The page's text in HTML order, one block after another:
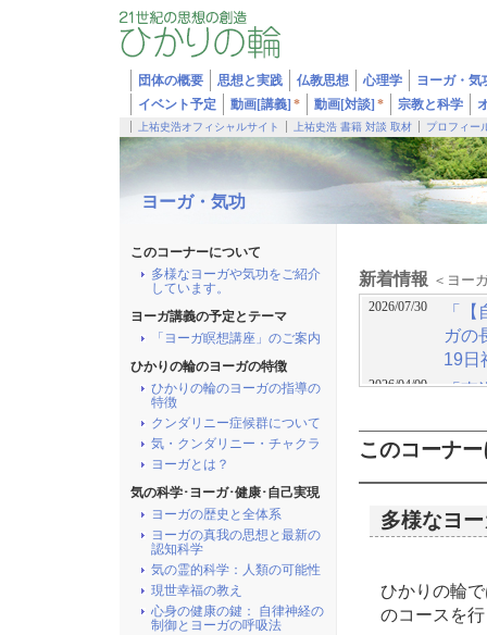
団体の概要 思想と実践 仏教思想 心理学
ヨーガ・気
イベント予定
動画[講義] * 動画[対談] * 宗教と科学
上祐史浩オフィシャルサイト 上祐史浩 書籍 対談 取材 プロフィー
ヨーガ・気功
新着情報 ＜ヨー
2026/07/30
「
ガの
19日
2026/04/09
「東
2026/01/15
「ヨ
2025/11/10
「ヨ
「心
このコーナ
多様なヨ
ひかりの輪
のコースを
このコーナーについて
多様なヨーガや気功をご紹介
しています。
ヨーガ講義の予定とテーマ
「ヨーガ瞑想講座」のご案内
ひかりの輪のヨーガの特徴
ひかりの輪のヨーガの指導の
特徴
クンダリニー症候群について
気・クンダリニー・チャクラ
ヨーガとは？
気の科学･ヨーガ･健康･自己実現
ヨーガの歴史と全体系
ヨーガの真我の思想と最新の
認知科学
気の霊的科学：人類の可能性
現世幸福の教え
心身の健康の鍵： 自律神経の
制御とヨーガの呼吸法